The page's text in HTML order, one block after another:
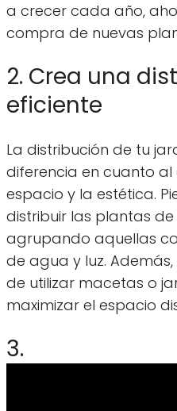
a crecer cada año,
compra de nuevas
2. Crea una
eficiente
La distribución de tu
diferencia en cuanto
espacio y la estética.
distribuir las plantas
agrupando aquellas
de agua y luz.
de utilizar macetas o
maximizar el espacio
3.